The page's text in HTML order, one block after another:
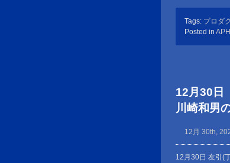
Tags: プロダ
Posted in
12月30日
川崎和男
12月 30th,
12月30日 友引(